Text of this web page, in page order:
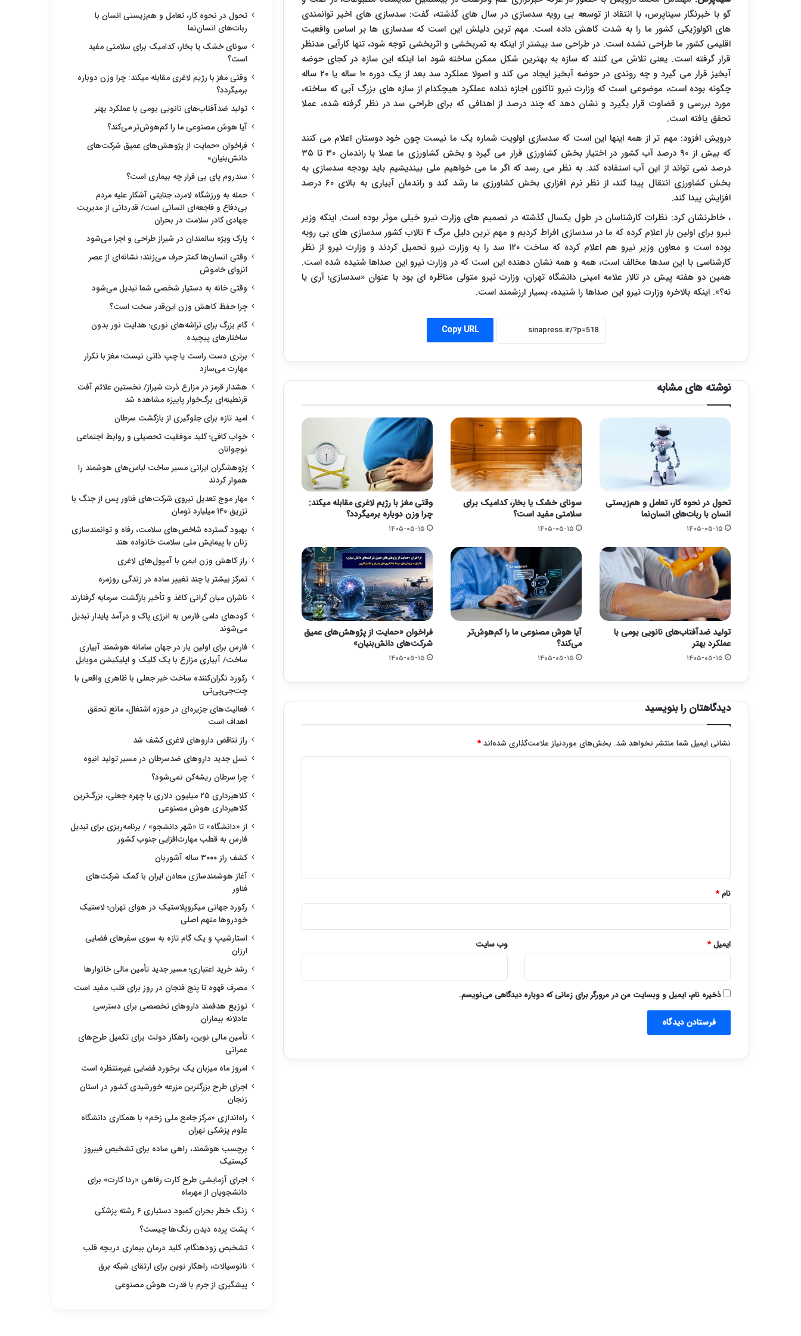
گو با خبرنگار سیناپرس، با انتقاد از توسعه بی رویه سدسازی در سال های گذشته، گفت: سدسازی های اخیر توانمندی
های اکولوژیکی کشور ما را به شدت کاهش داده است. مهم ترین دلیلش این است که سدسازی ها بر اساس واقعیت
اقلیمی کشور ما طراحی نشده است. در طراحی سد بیشتر از اینکه به ثمربخشی و اثربخشی توجه شود، تنها کارآیی مدنظر
قرار گرفته است. یعنی تلاش می کنند که سازه به بهترین شکل ممکن ساخته شود اما اینکه این سازه در کجای حوضه
آبخیز قرار می گیرد و چه روندی در حوضه آبخیز ایجاد می کند و اصولا عملکرد سد بعد از یک دوره ۱۰ ساله یا ۲۰ ساله
چگونه بوده است، موضوعی است که وزارت نیرو تاکنون اجازه نداده عملکرد هیچکدام از سازه های بزرگ آبی که ساخته،
مورد بررسی و قضاوت قرار بگیرد و نشان دهد که چند درصد از اهدافی که برای طراحی سد در نظر گرفته شده، عملا
تحقق یافته است.
درویش افزود: مهم تر از همه اینها این است که سدسازی اولویت شماره یک ما نیست چون خود دوستان اعلام می کنند
که بیش از ۹۰ درصد آب کشور در اختیار بخش کشاورزی قرار می گیرد و بخش کشاورزی ما عملا با راندمان ۳۰ تا ۳۵
درصد نمی تواند از این آب استفاده کند. به نظر می رسد که اگر ما می خواهیم ملی بیندیشیم باید بودجه سدسازی به
بخش کشاورزی انتقال پیدا کند، از نظر نرم افزاری بخش کشاورزی ما رشد کند و راندمان آبیاری به بالای ۶۰ درصد
افزایش پیدا کند.
، خاطرنشان کرد: نظرات کارشناسان در طول یکسال گذشته در تصمیم های وزارت نیرو خیلی موثر بوده است. اینکه وزیر
نیرو برای اولین بار اعلام کرده که ما در سدسازی افراط کردیم و مهم ترین دلیل مرگ ۴ تالاب کشور سدسازی های بی رویه
بوده است و معاون وزیر نیرو هم اعلام کرده که ساخت ۱۲۰ سد را به وزارت نیرو تحمیل کردند و وزارت نیرو از نظر
کارشناسی با این سدها مخالف است، همه و همه نشان دهنده این است که در وزارت نیرو این صداها شنیده شده است.
همین دو هفته پیش در تالار علامه امینی دانشگاه تهران، وزارت نیرو متولی مناظره ای بود با عنوان «سدسازی؛ آری یا
نه؟». اینکه بالاخره وزارت نیرو این صداها را شنیده، بسیار ارزشمند است.
Copy URL
نوشته های مشابه
تحول در نحوه کار، تعامل و هم‌زیستی
انسان با ربات‌های انسان‌نما
۱۴۰۵-۰۵-۱۵
سونای خشک یا بخار، کدامیک برای
سلامتی مفید است؟
۱۴۰۵-۰۵-۱۵
وقتی مغز با رژیم لاغری مقابله میکند:
چرا وزن دوباره برمیگردد؟
۱۴۰۵-۰۵-۱۵
تولید ضدآفتاب‌های نانویی بومی با
عملکرد بهتر
۱۴۰۵-۰۵-۱۵
آیا هوش مصنوعی ما را کم‌هوش‌تر
می‌کند؟
۱۴۰۵-۰۵-۱۵
فراخوان «حمایت از پژوهش‌های عمیق
شرکت‌های دانش‌بنیان»
۱۴۰۵-۰۵-۱۵
دیدگاهتان را بنویسید
نشانی ایمیل شما منتشر نخواهد شد. بخش‌های موردنیاز علامت‌گذاری شده‌اند*
نام*
ایمیل* وب‌ سایت
ذخیره نام، ایمیل و وبسایت من در مرورگر برای زمانی که دوباره دیدگاهی می‌نویسم.
تحول در نحوه کار، تعامل و هم‌زیستی انسان با
ربات‌های انسان‌نما
سونای خشک یا بخار، کدامیک برای سلامتی مفید
است؟
وقتی مغز با رژیم لاغری مقابله میکند: چرا وزن دوباره
برمیگردد؟
تولید ضدآفتاب‌های نانویی بومی با عملکرد بهتر
آیا هوش مصنوعی ما را کم‌هوش‌تر می‌کند؟
فراخوان «حمایت از پژوهش‌های عمیق شرکت‌های
دانش‌بنیان»
سندروم پای بی قرار چه بیماری است؟
حمله به ورزشگاه لامرد، جنایتی آشکار علیه مردم
بی‌دفاع و فاجعه‌ای انسانی است/ قدردانی از مدیریت
جهادی کادر سلامت در بحران
پارک ویژه سالمندان در شیراز طراحی و اجرا می‌شود
وقتی انسان‌ها کمتر حرف می‌زنند؛ نشانه‌ای از عصر
انزوای خاموش
وقتی خانه به دستیار شخصی شما تبدیل می‌شود
چرا حفظ کاهش وزن این‌قدر سخت است؟
گام بزرگ برای تراشه‌های نوری؛ هدایت نور بدون
ساختارهای پیچیده
برتری دست راست یا چپ ذاتی نیست؛ مغز با تکرار
مهارت می‌سازد
هشدار قرمز در مزارع ذرت شیراز/ نخستین علائم آفت
قرنطینه‌ای برگ‌خوار پاییزه مشاهده شد
امید تازه برای جلوگیری از بازگشت سرطان
خواب کافی؛ کلید موفقیت تحصیلی و روابط اجتماعی
نوجوانان
پژوهشگران ایرانی مسیر ساخت لباس‌های هوشمند را
هموار کردند
مهار موج تعدیل نیروی شرکت‌های فناور پس از جنگ با
تزریق ۱۴۰ میلیارد تومان
بهبود گسترده شاخص‌های سلامت، رفاه و توانمندسازی
زنان با پیمایش ملی سلامت خانواده هند
راز کاهش وزن ایمن با آمپول‌های لاغری
تمرکز بیشتر با چند تغییر ساده در زندگی روزمره
ناشران میان گرانی کاغذ و تأخیر بازگشت سرمایه گرفتارند
کودهای دامی فارس به انرژی پاک و درآمد پایدار تبدیل
می‌شوند
فارس برای اولین بار در جهان سامانه هوشمند آبیاری
ساخت/ آبیاری مزارع با یک کلیک و اپلیکیشن موبایل
رکورد نگران‌کننده ساخت خبر جعلی با ظاهری واقعی با
چت‌جی‌پی‌تی
فعالیت‌های جزیره‌ای در حوزه اشتغال، مانع تحقق
اهداف است
راز تناقض داروهای لاغری کشف شد
نسل جدید داروهای ضدسرطان در مسیر تولید انبوه
چرا سرطان ریشه‌کن نمی‌شود؟
کلاهبرداری ۲۵ میلیون دلاری با چهره جعلی، بزرگ‌ترین
کلاهبرداری هوش مصنوعی
از «دانشگاه» تا «شهر دانشجو» / برنامه‌ریزی برای تبدیل
فارس به قطب مهارت‌افزایی جنوب کشور
کشف راز ۳۰۰۰ ساله آشوریان
آغاز هوشمندسازی معادن ایران با کمک شرکت‌های
فناور
رکورد جهانی میکروپلاستیک در هوای تهران؛ لاستیک
خودروها متهم اصلی
استارشیپ و یک گام تازه به سوی سفرهای فضایی
ارزان
رشد خرید اعتباری؛ مسیر جدید تأمین مالی خانوارها
مصرف قهوه تا پنج فنجان در روز برای قلب مفید است
توزیع هدفمند داروهای تخصصی برای دسترسی
عادلانه بیماران
تأمین مالی نوین، راهکار دولت برای تکمیل طرح‌های
عمرانی
امروز ماه میزبان یک برخورد فضایی غیرمنتظره است
اجرای طرح بزرگترین مزرعه خورشیدی کشور در استان
زنجان
راه‌اندازی «مرکز جامع ملی زخم» با همکاری دانشگاه
علوم پزشکی تهران
برچسب هوشمند، راهی ساده برای تشخیص فیبروز
کیستیک
اجرای آزمایشی طرح کارت رفاهی «ردا کارت» برای
دانشجویان از مهرماه
زنگ خطر بحران کمبود دستیاری ۶ رشته پزشکی
پشت پرده دیدن رنگ‌ها چیست؟
تشخیص زودهنگام، کلید درمان بیماری دریچه قلب
نانوسیالات، راهکار نوین برای ارتقای شبکه برق
پیشگیری از جرم با قدرت هوش مصنوعی